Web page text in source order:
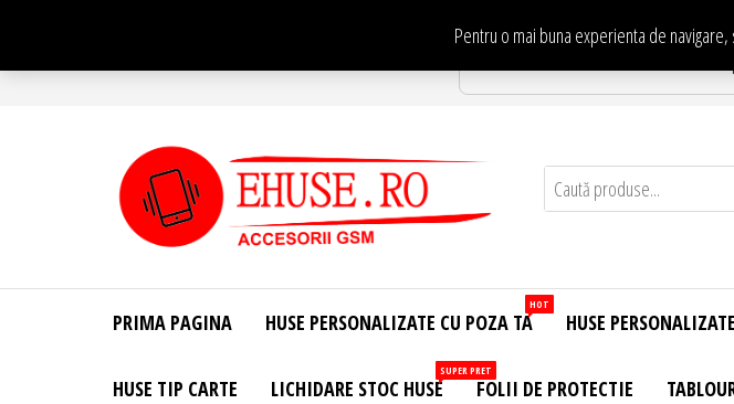
conținut
Pentru o mai buna experienta deTe asteptam in
Site Oficial .
Huse
Personalizate
Huse
Personalizate
Telefon –
PRIMA PAGINA HUSE PERSONALIZATE CU POZA TA
HOT
HUSE
HUSE TIP CARTE LICHIDARE STOC HUSE
SUPER PRET
FOLII DE PROTECTIE